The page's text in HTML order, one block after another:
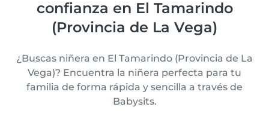
confianza en El Tamarindo
(Provincia de La Vega)
¿Buscas niñera en El Tamarindo (Provincia de La
Vega)? Encuentra la niñera perfecta para tu
familia de forma rápida y sencilla a través de
Babysits.